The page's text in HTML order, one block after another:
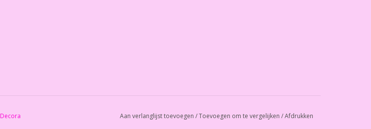
Decora Aan verlanglijst toevoegen /Toevoegen om te vergelijken /Afdrukken